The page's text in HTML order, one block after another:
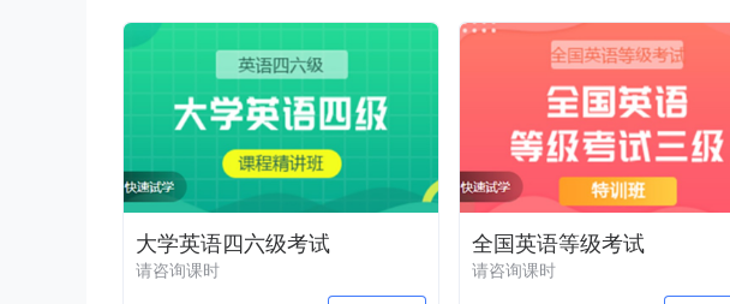
大学英语四六级考试
请咨询课时
全国英语等级考试
请咨询课时